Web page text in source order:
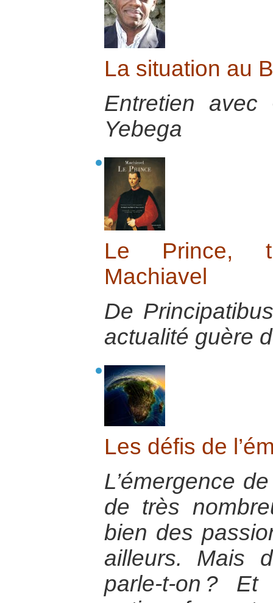
La situation au
Entretien avec
Yebega
Le Prince,
Machiavel
De
actualité guère
Les défis de
L’émergence
de très
bien des
ailleurs. Mais
parle-t-on ?